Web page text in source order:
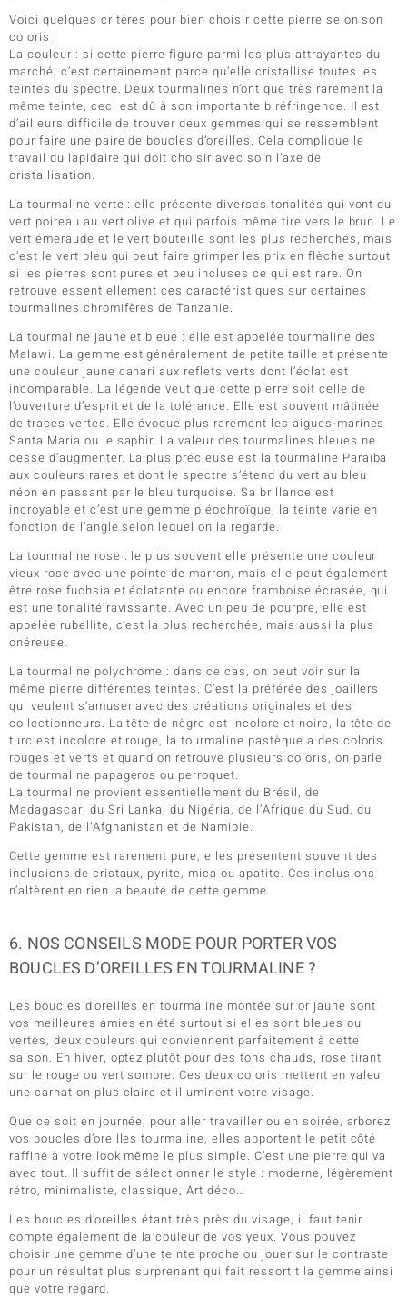
Voici quelques critères pour bien choisir cette pierre selon son
coloris :
La couleur : si cette pierre figure parmi les plus attrayantes du
marché, c’est certainement parce qu’elle cristallise toutes les
teintes du spectre. Deux tourmalines n’ont que très rarement la
même teinte, ceci est dû à son importante biréfringence. Il est
d’ailleurs difficile de trouver deux gemmes qui se ressemblent
pour faire une paire de boucles d’oreilles. Cela complique le
travail du lapidaire qui doit choisir avec soin l’axe de
cristallisation.
La tourmaline verte : elle présente diverses tonalités qui vont du
vert poireau au vert olive et qui parfois même tire vers le brun. Le
vert émeraude et le vert bouteille sont les plus recherchés, mais
c’est le vert bleu qui peut faire grimper les prix en flèche surtout
si les pierres sont pures et peu incluses ce qui est rare. On
retrouve essentiellement ces caractéristiques sur certaines
tourmalines chromifères de Tanzanie.
La tourmaline jaune et bleue : elle est appelée tourmaline des
Malawi. La gemme est généralement de petite taille et présente
une couleur jaune canari aux reflets verts dont l’éclat est
incomparable. La légende veut que cette pierre soit celle de
l’ouverture d’esprit et de la tolérance. Elle est souvent mâtinée
de traces vertes. Elle évoque plus rarement les aigues-marines
Santa Maria ou le saphir. La valeur des tourmalines bleues ne
cesse d’augmenter. La plus précieuse est la tourmaline Paraiba
aux couleurs rares et dont le spectre s’étend du vert au bleu
néon en passant par le bleu turquoise. Sa brillance est
incroyable et c’est une gemme pléochroïque, la teinte varie en
fonction de l’angle selon lequel on la regarde.
La tourmaline rose : le plus souvent elle présente une couleur
vieux rose avec une pointe de marron, mais elle peut également
être rose fuchsia et éclatante ou encore framboise écrasée, qui
est une tonalité ravissante. Avec un peu de pourpre, elle est
appelée rubellite, c’est la plus recherchée, mais aussi la plus
onéreuse.
La tourmaline polychrome : dans ce cas, on peut voir sur la
même pierre différentes teintes. C’est la préférée des joaillers
qui veulent s’amuser avec des créations originales et des
collectionneurs. La tête de nègre est incolore et noire, la tête de
turc est incolore et rouge, la tourmaline pastèque a des coloris
rouges et verts et quand on retrouve plusieurs coloris, on parle
de tourmaline papageros ou perroquet.
La tourmaline provient essentiellement du Brésil, de
Madagascar, du Sri Lanka, du Nigéria, de l’Afrique du Sud, du
Pakistan, de l’Afghanistan et de Namibie.
Cette gemme est rarement pure, elles présentent souvent des
inclusions de cristaux, pyrite, mica ou apatite. Ces inclusions
n’altèrent en rien la beauté de cette gemme.
6. NOS CONSEILS MODE POUR PORTER VOS
BOUCLES D’OREILLES EN TOURMALINE ?
Les boucles d’oreilles en tourmaline montée sur or jaune sont
vos meilleures amies en été surtout si elles sont bleues ou
vertes, deux couleurs qui conviennent parfaitement à cette
saison. En hiver, optez plutôt pour des tons chauds, rose tirant
sur le rouge ou vert sombre. Ces deux coloris mettent en valeur
une carnation plus claire et illuminent votre visage.
Que ce soit en journée, pour aller travailler ou en soirée, arborez
vos boucles d’oreilles tourmaline, elles apportent le petit côté
raffiné à votre look même le plus simple. C’est une pierre qui va
avec tout. Il suffit de sélectionner le style : moderne, légèrement
rétro, minimaliste, classique, Art déco…
Les boucles d’oreilles étant très près du visage, il faut tenir
compte également de la couleur de vos yeux. Vous pouvez
choisir une gemme d’une teinte proche ou jouer sur le contraste
pour un résultat plus surprenant qui fait ressortit la gemme ainsi
que votre regard.